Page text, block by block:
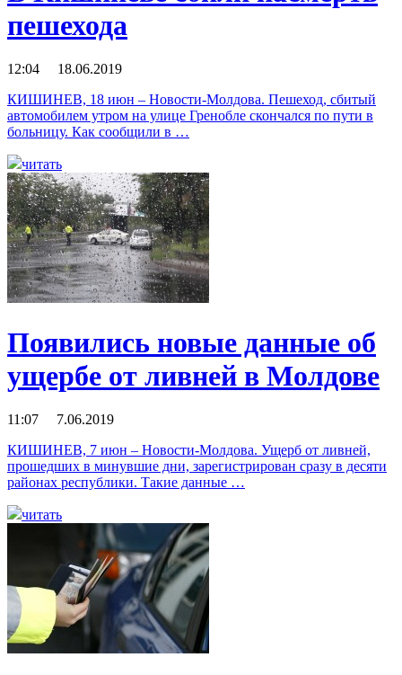
пешехода
12:04 18.06.2019
КИШИНЕВ, 18 июн – Новости-Молдова. Пешеход, сбитый
автомобилем утром на улице Гренобле скончался по пути в
больницу. Как сообщили в …
читать
Появились новые данные об
ущербе от ливней в Молдове
11:07 7.06.2019
КИШИНЕВ, 7 июн – Новости-Молдова. Ущерб от ливней,
прошедших в минувшие дни, зарегистрирован сразу в десяти
районах республики. Такие данные …
читать